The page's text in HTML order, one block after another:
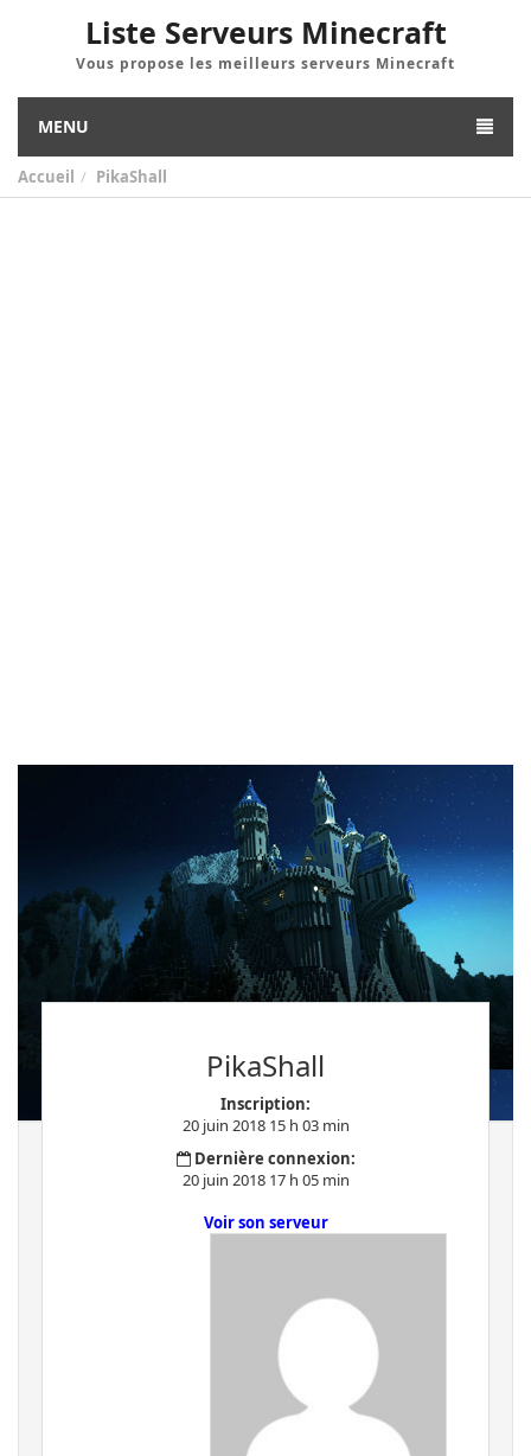
Liste Serveurs Minecraft
Vous propose les meilleurs serveurs Minecraft
MENU
Accueil PikaShall
PikaShall
Inscription:
20 juin 2018 15 h 03 min
Dernière connexion:
20 juin 2018 17 h 05 min
Voir son serveur